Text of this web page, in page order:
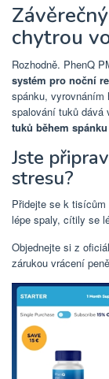
chytrou
Rozhodně. PhenQ
systém pro noční
spánku,
spalování tuků dává
tuků během spánku
Jste
stresu?
Přidejte se k
lépe spaly, cítily se
Objednejte si z
zárukou vrácení